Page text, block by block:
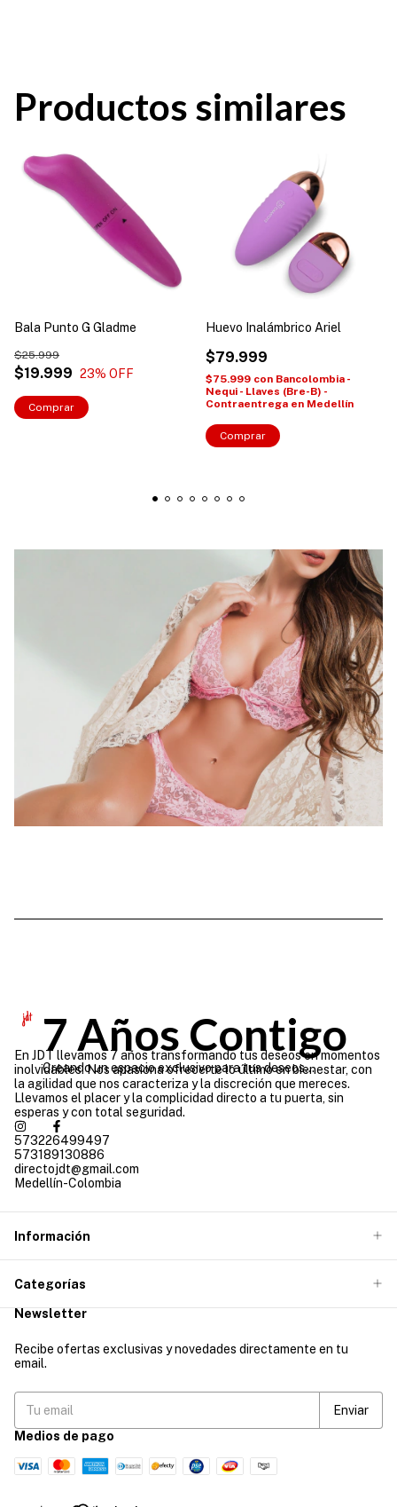
Productos similares
Bala Punto G Gladme
$19.999
$25.999
23% OFF
Huevo Inalámbrico Ariel
$79.999
$75.999 con Bancolombia -
Nequi - Llaves (Bre-B) -
Contraentrega en Medellín
7 Años Contigo
Creando un espacio exclusivo para tus deseos...
En JDT llevamos 7 años transformando tus deseos en momentos
inolvidables. Nos apasiona ofrecerte lo último en bienestar, con
la agilidad que nos caracteriza y la discreción que mereces.
Llevamos el placer y la complicidad directo a tu puerta, sin
esperas y con total seguridad.
573226499497
573189130886
directojdt@gmail.com
Medellín-Colombia
Información
Categorías
Newsletter
Recibe ofertas exclusivas y novedades directamente en tu
email.
Medios de pago